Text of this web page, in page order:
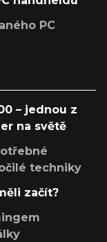
PC
– jednou z
na světě
techniky
začít?